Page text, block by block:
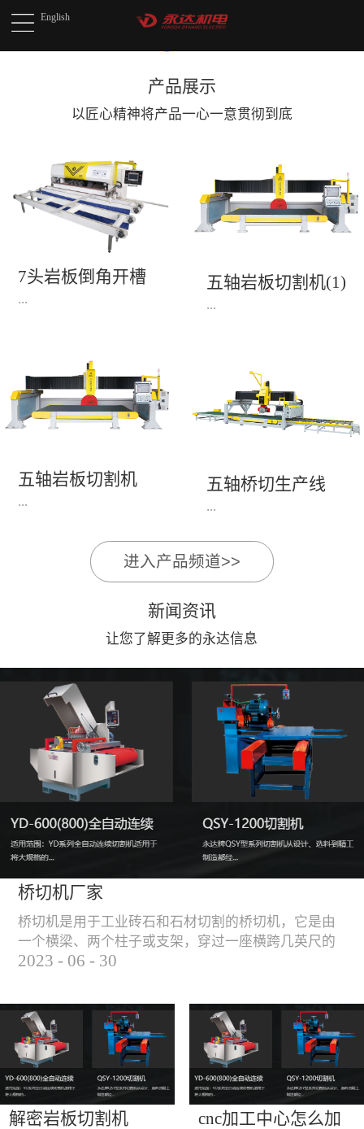
English
产品展示
以匠心精神将产品一心一意贯彻到底
7头岩板倒角开槽
机(1)
...
永达机电7头岩板倒角
开槽机，该设备采用流
水线作业，加工效率
陶瓷人造石进行直边斜
边修边倒角并开槽。
五轴岩板切割机(1)
...
1、简单易学的编程软
件，直观，快速，易
学。2、操作系统简单
稳、可靠。3、前后刀
切割，带去毛刺倒角功
面，不崩边。4、大板
平稳输送进出，切割加
工与上下板分开，便
捷，高效。5、19”显示
屏，按钮、遥杆集成面
板，操作快速、简便。
五轴岩板切割机
...
1、简单易学的编程软
学。2、操作系统简单
易用；采用进口伺服、
稳、可靠。3、前后刀
切割，带去毛刺倒角功
能，不伤石材、瓷砖表
面，不崩边。4、大板
平稳输送进出，切割加
工与上下板分开，便
捷，高效。5、19”显示
屏，按钮、遥杆集成面
板，操作快速、简便。
五轴桥切生产线
...
》》五轴桥切高配型
桥切（含输送板材平
台）
进入产品频道>>
新闻资讯
让您了解更多的永达信息
桥切机厂家
桥切机是用于工业砖石和石材切割的桥切机，它是由
一个横梁、两个柱子或支架，穿过一座横跨几英尺的
桥而构成，因其形状而得名。随着石材和工业砖石的
是用于实现快速切割大型石材和工业砖石的机器，具
有高效、节能、环保等优点，是现代建筑行业必不可
少的设备之一。但是，如何选择合适的桥切机厂家也
是很多消费者不得不面对的问题。选择一个靠谱的桥
切机厂家，是保证桥切机使用效果和...
2023 - 06 - 30
解密岩板切割机
cnc加工中心怎么加